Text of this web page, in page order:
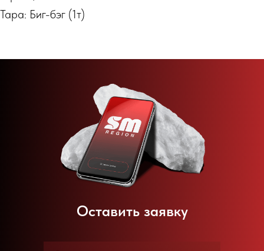
Тара: Биг-бэг (1т)
Оставить заявку